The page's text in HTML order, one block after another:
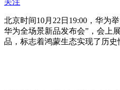
关注
北京时间10月22日19:00，华为
华为全场景新品发布会”，会上
品，标志着鸿蒙生态实现了历史